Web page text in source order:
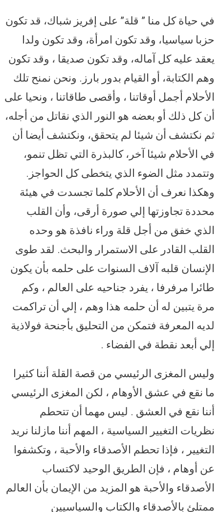
في حياة كل منا ” قلة” على إفريز شباك، قد تكون
حزبا سياسيا، وقد تكون امرأة، وقد تكون ولدا
يعقد عليه كل آماله، وقد تكون صديقا ، وقد تكون
وهم الكتابة، أو القيام بدور بارز. ونحن نمنح تلك
الأحلام أجمل أوقاتنا ، وأقصى طاقاتنا ، ونحيا على
أن كل ذلك أو بعضه هو النور الذي نقاتل من أجله،
ثم نكتشف أن شيئا لم يتحقق، ونكتشف أيضا أن
في الأحلام شيئا آخر، كالبذرة التي تظل تنمو،
وتتمدد مثل الضوء الذي يتخطى كل الحواجز.
وهكذا نعرف أن الأحلام كلما تجسدت في هيئة
محددة تجاوزتها إلي صورة أرقى، وأن القلب
الذي خفق من أجل قلة وراء نافذة هو وحده
القلب القادر على الاستمرار والبحث. لقد طوى
الإنسان قلبه آلاف السنوات على حلمه بأن يكون
طائرا مرفرفا ، يفرد جناحيه على العالم ، وكم
مرة يتبين له أن حلمه هذا وهم ، إلي أن تراكمت
لديه المعرفة فتمكن من التحليق بأجنحة فولاذية
إلي أبعد نقطة في الفضاء .
وليس المغزى الرئيسي من قصة القلة أننا كثيرا
ما نقع في عشق الأوهام ، لكن المغزى الرئيسي
أننا نقع في العشق . ليس مهما أن تتحطم
نظريات التغيير السياسية ، المهم أننا مازلنا نريد
التغيير ، فإذا تحطم الأصدقاء والأحبة ، وتكشفوا
عن أوهام ، فإن الطريق الوحيد لاكتساب
الأصدقاء والأحبة هو المزيد من الإيمان بأن العالم
ممتلئ بالأصدقاء والكتاب والسياسيين